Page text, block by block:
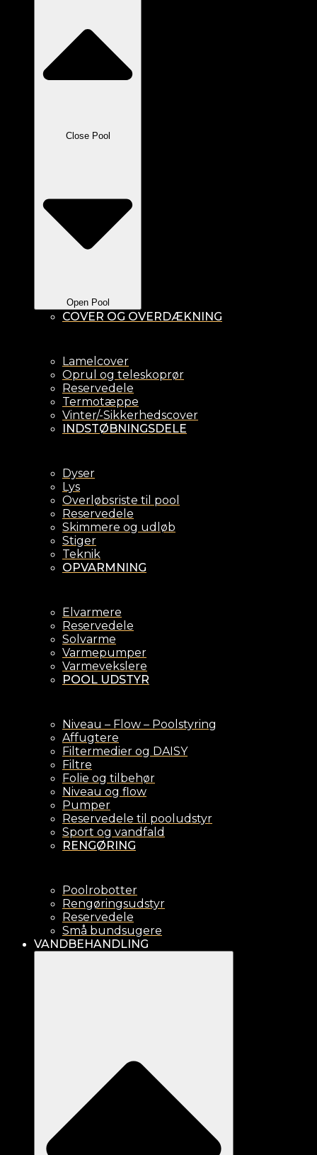
Close Pool
Open Pool
COVER OG OVERDÆKNING
Lamelcover
Oprul og teleskoprør
Reservedele
Termotæppe
Vinter/-Sikkerhedscover
INDSTØBNINGSDELE
Dyser
Lys
Overløbsriste til pool
Reservedele
Skimmere og udløb
Stiger
Teknik
OPVARMNING
Elvarmere
Reservedele
Solvarme
Varmepumper
Varmevekslere
POOL UDSTYR
Niveau – Flow – Poolstyring
Affugtere
Filtermedier og DAISY
Filtre
Folie og tilbehør
Niveau og flow
Pumper
Reservedele til pooludstyr
Sport og vandfald
RENGØRING
Poolrobotter
Rengøringsudstyr
Reservedele
Små bundsugere
VANDBEHANDLING